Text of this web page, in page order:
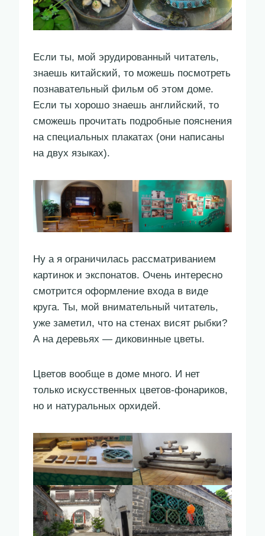
Если ты, мой эрудированный читатель,
знаешь китайский, то можешь посмотреть
познавательный фильм об этом доме.
Если ты хорошо знаешь английский, то
сможешь прочитать подробные пояснения
на специальных плакатах (они написаны
на двух языках).
Ну а я ограничилась рассматриванием
картинок и экспонатов. Очень интересно
смотрится оформление входа в виде
круга. Ты, мой внимательный читатель,
уже заметил, что на стенах висят рыбки?
А на деревьях — диковинные цветы.
Цветов вообще в доме много. И нет
только искусственных цветов-фонариков,
но и натуральных орхидей.